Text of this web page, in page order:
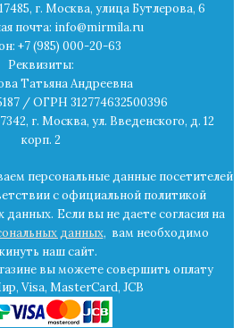
г. Москва, улица Бутлерова, 6
почта: info@mirmila.ru
+7 (985) 000-20-63
Реквизиты:
Татьяна Андреевна
/ ОГРН 312774632500396
г. Москва, ул. Введенского, д. 12
корп. 2
персональные данные посетителей
с официальной политикой
данных. Если вы не даете согласия на
данных, вам необходимо
наш сайт.
вы можете совершить оплату
Visa, MasterCard, JCB